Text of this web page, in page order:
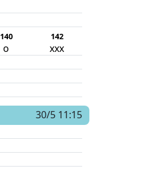
140 142
o xxx
30/5 11:15